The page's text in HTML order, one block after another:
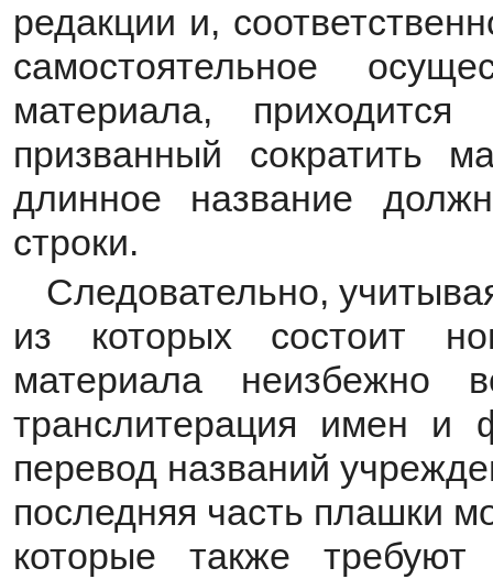
редакции и,
самостоятельное
материала,
призванный сократить
длинное название
строки.
Следовательно,
из которых состоит
материала неизбежно
транслитерация имен и
перевод названий
последняя часть плашки
которые также